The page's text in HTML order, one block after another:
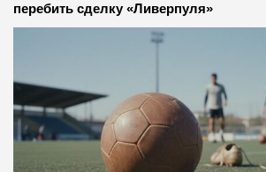
перебить сделку «Ливерпуля»